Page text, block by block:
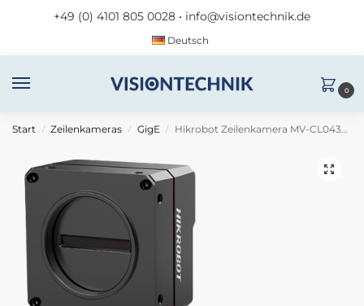
+49 (0) 4101 805 0028 • info@visiontechnik.de
Deutsch
0
Start / Zeilenkameras / GigE / Hikrobot Zeilenkamera MV-CL043-A1GC